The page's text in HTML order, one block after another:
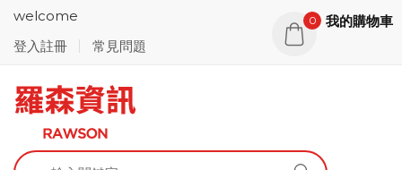
welcome
登入註冊
常見問題
0 我的購物車